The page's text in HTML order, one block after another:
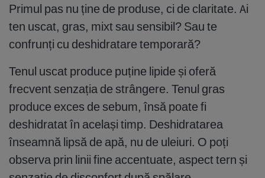
Primul pas nu ține de produse, ci de claritate. Ai
ten uscat, gras, mixt sau sensibil? Sau te
confrunți cu deshidratare temporară?
Tenul uscat produce puține lipide și oferă
frecvent senzația de strângere. Tenul gras
produce exces de sebum, însă poate fi
deshidratat în același timp. Deshidratarea
înseamnă lipsă de apă, nu de uleiuri. O poți
observa prin linii fine accentuate, aspect tern și